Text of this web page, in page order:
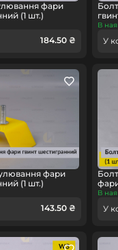
фари
(1 шт.)
184.50 ₴
В
У
фари
(1 шт.)
143.50 ₴
В
У